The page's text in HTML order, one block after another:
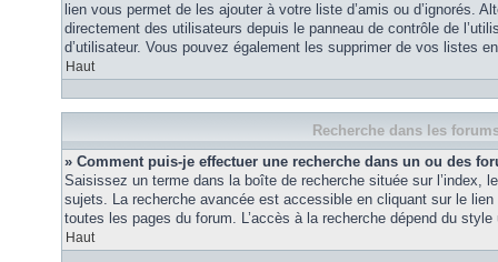
lien vous permet de les ajouter à votre liste d’amis ou d’ignorés.
directement des utilisateurs depuis le panneau de contrôle de
d’utilisateur. Vous pouvez également les supprimer de vos listes
Haut
Recherche dans les
» Comment puis-je effectuer une recherche dans un ou des
Saisissez un terme dans la boîte de recherche située sur l’index,
sujets. La recherche avancée est accessible en cliquant sur le
toutes les pages du forum. L’accès à la recherche dépend du style
Haut